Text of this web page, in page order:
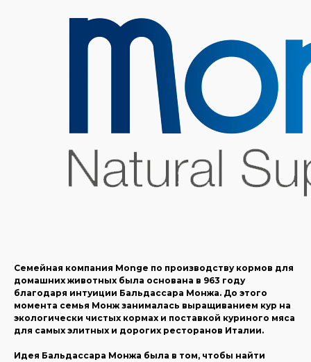
Семейная компания Monge по производству кормов для
домашних животных была основана в 963 году
благодаря интуиции Бальдассара Монжа. До этого
момента семья Монж занималась выращиванием кур на
экологически чистых кормах и поставкой куриного мяса
для самых элитных и дорогих ресторанов Италии.
Идея Бальдассара Монжа была в том, чтобы найти